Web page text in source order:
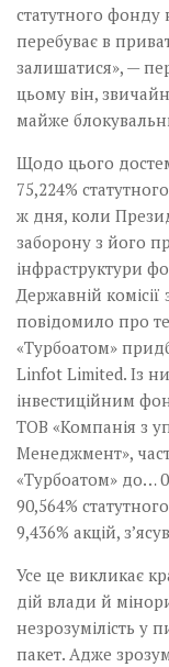
статутного фонду
перебуває в
залишатися», —
цьому він,
майже
Щодо цього
75,224%
ж дня, коли
заборону з його
інфраструктури
Державній
повідомило про
«Турбоатом»
Linfot Limited. Із
інвестиційним
ТОВ «Компанія з
Менеджмент»,
«Турбоатом» до…
90,564%
9,436% акцій,
Усе це викликає
дій влади й
незрозумілість у
пакет. Адже